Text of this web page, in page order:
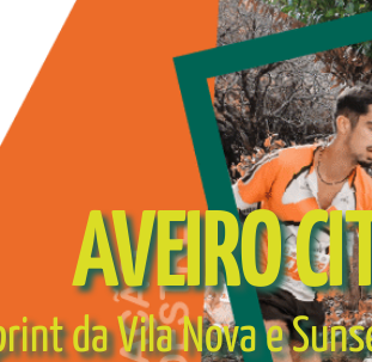
AVEIRO
da Vila Nova e